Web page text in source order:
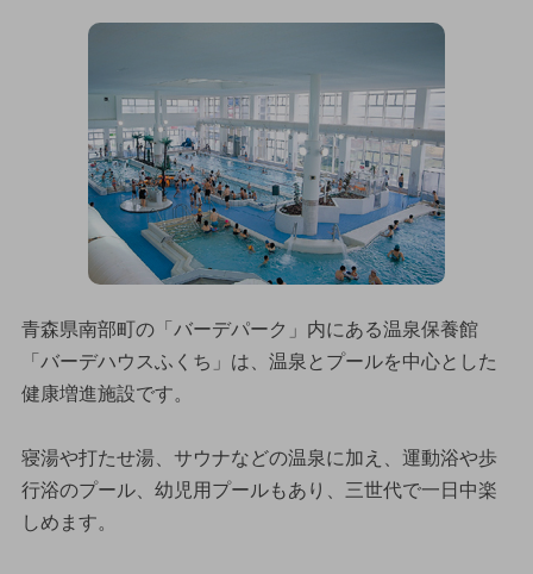
青森県南部町の「バーデパーク」内にある温泉保養館
「バーデハウスふくち」は、温泉とプールを中心とした
健康増進施設です。
寝湯や打たせ湯、サウナなどの温泉に加え、運動浴や歩
行浴のプール、幼児用プールもあり、三世代で一日中楽
しめます。